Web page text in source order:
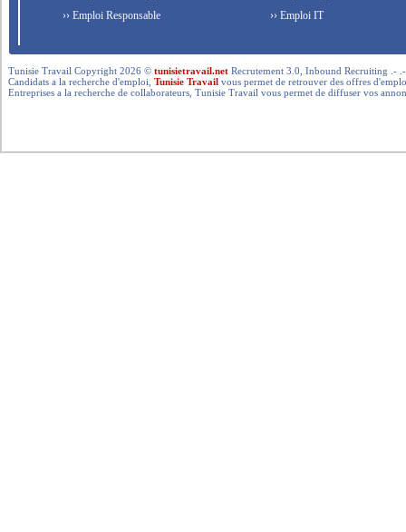
›› Emploi Responsable
›› Emploi IT
Tunisie Travail Copyright 2026 ©tunisietravail.net Recrutement 3.0, Inbound Recruiting .-
Candidats a la recherche d'emploi,Tunisie Travail vous permet de retrouver des offres
Entreprises a la recherche de collaborateurs, Tunisie Travail vous permet de diffuser vos